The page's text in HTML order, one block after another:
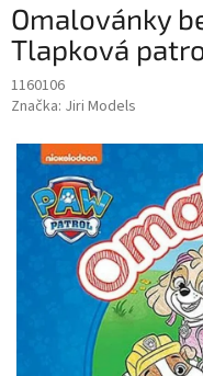
Omalovánky
Tlapková
1160106
Značka: Jiri Models